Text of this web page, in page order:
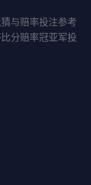
与赔率投注参考
分赔率冠亚军投